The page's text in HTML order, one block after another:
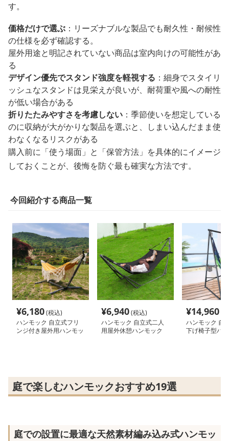
す。
価格だけで選ぶ ：リーズナブルな製品でも耐久性・耐候性
の仕様を必ず確認する。
屋外用途と明記されていない商品は室内向けの可能性があ
る
デザイン優先でスタンド強度を軽視する ：細身でスタイリ
ッシュなスタンドは見栄えが良いが、耐荷重や風への耐性
が低い場合がある
折りたたみやすさを考慮しない ：季節使いを想定している
のに収納が大がかりな製品を選ぶと、しまい込んだまま使
わなくなるリスクがある
購入前に「使う場面」と「保管方法」を具体的にイメージ
しておくことが、後悔を防ぐ最も確実な方法です。
今回紹介する商品一覧
¥6,180(税込)
ハンモック 自立式フリ
ンジ付き屋外用ハンモッ
¥6,940(税込)
ハンモック 自立式二人
用屋外休憩ハンモック
¥14,960
ハンモック 自
下げ椅子型ハ
庭で楽しむハンモックおすすめ19選
庭での設置に最適な天然素材編み込み式ハンモッ